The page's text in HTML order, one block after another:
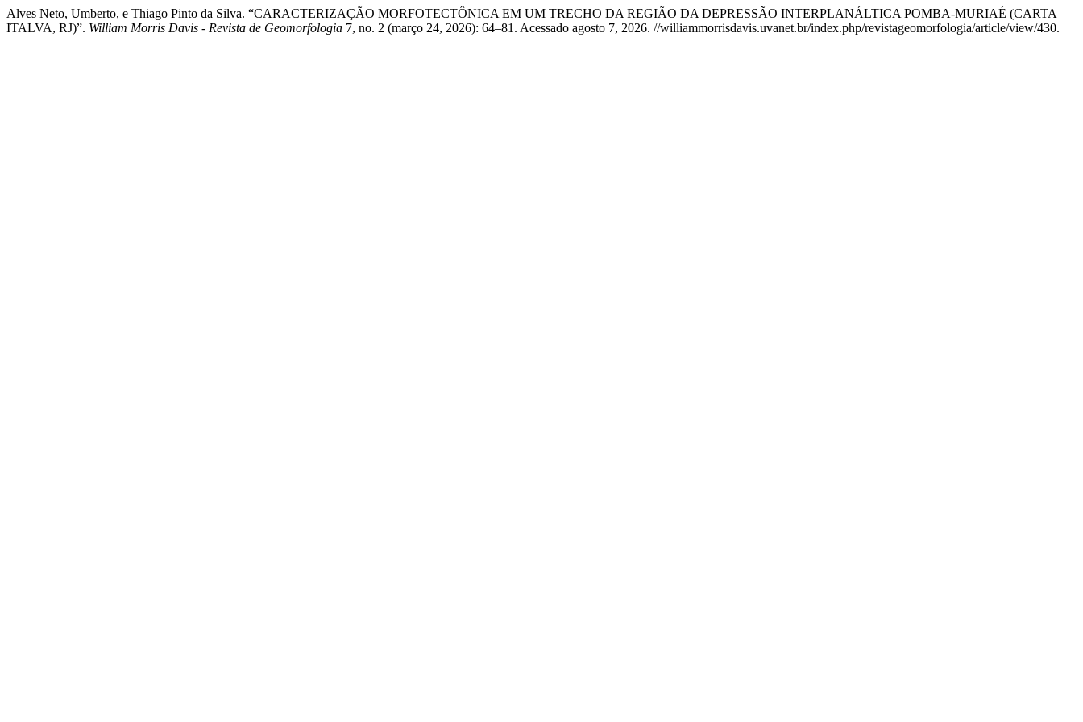
Alves Neto, Umberto, e Thiago Pinto da Silva. “CARACTERIZAÇÃO MORFOTECTÔNICA EM UM TRECHO DA REGIÃO DA DEPRESSÃO INTERPLANÁLTICA POMBA-MURIAÉ (CARTA
ITALVA, RJ)”. William Morris Davis - Revista de Geomorfologia 7, no. 2 (março 24, 2026): 64–81. Acessado agosto 7, 2026. //williammorrisdavis.uvanet.br/index.php/revistageomorfologia/article/view/430.